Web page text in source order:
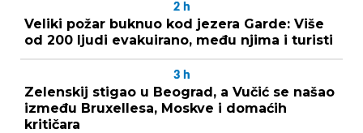
2 h
Veliki požar buknuo kod jezera Garde: Više
od 200 ljudi evakuirano, među njima i turisti
3 h
Zelenskij stigao u Beograd, a Vučić se našao
između Bruxellesa, Moskve i domaćih
kritičara